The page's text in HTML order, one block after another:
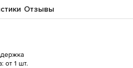
Отзывы
от 1 шт.